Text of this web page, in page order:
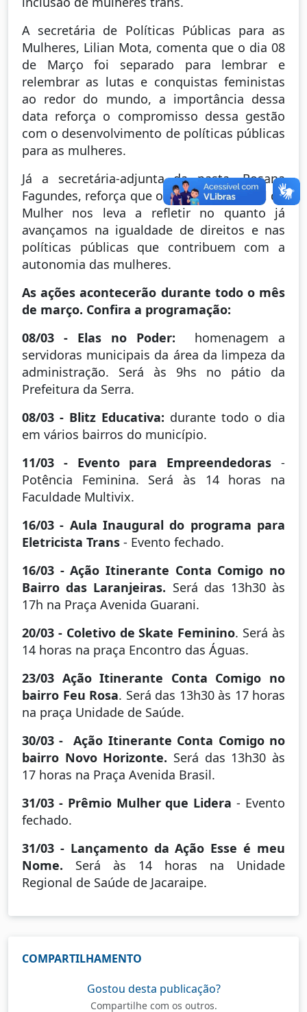
A secretária de Políticas Públicas para as
Mulheres, Lilian Mota, comenta que o dia 08
de Março foi separado para lembrar e
relembrar as lutas e conquistas feministas
ao redor do mundo, a importância dessa
data reforça o compromisso dessa gestão
com o desenvolvimento de políticas públicas
para as mulheres.
Já a secretária-adjunta da pasta, Rosana
Fagundes, reforça que o Dia Internacional da
Mulher nos leva a refletir no quanto já
avançamos na igualdade de direitos e nas
políticas públicas que contribuem com a
autonomia das mulheres.
As ações acontecerão durante todo o mês
de março. Confira a programação:
08/03 - Elas no Poder: homenagem a
servidoras municipais da área da limpeza da
administração. Será às 9hs no pátio da
Prefeitura da Serra.
08/03 - Blitz Educativa: durante todo o dia
em vários bairros do município.
11/03 - Evento para Empreendedoras -
Potência Feminina. Será às 14 horas na
Faculdade Multivix.
16/03 - Aula Inaugural do programa para
Eletricista Trans - Evento fechado.
16/03 - Ação Itinerante Conta Comigo no
Bairro das Laranjeiras. Será das 13h30 às
17h na Praça Avenida Guarani.
20/03 - Coletivo de Skate Feminino. Será às
14 horas na praça Encontro das Águas.
23/03 Ação Itinerante Conta Comigo no
bairro Feu Rosa. Será das 13h30 às 17 horas
na praça Unidade de Saúde.
30/03 - Ação Itinerante Conta Comigo no
bairro Novo Horizonte. Será das 13h30 às
17 horas na Praça Avenida Brasil.
31/03 - Prêmio Mulher que Lidera- Evento
fechado.
31/03 - Lançamento da Ação Esse é meu
Nome. Será às 14 horas na Unidade
Regional de Saúde de Jacaraipe.
COMPARTILHAMENTO
Gostou desta publicação?
Compartilhe com os outros.